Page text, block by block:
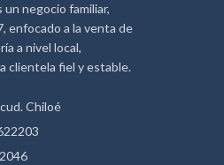
un negocio familiar,
enfocado a la venta de
a nivel local,
clientela fiel y estable.
Chiloé